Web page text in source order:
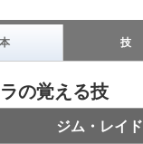
技
の覚える技
ジム・レイド